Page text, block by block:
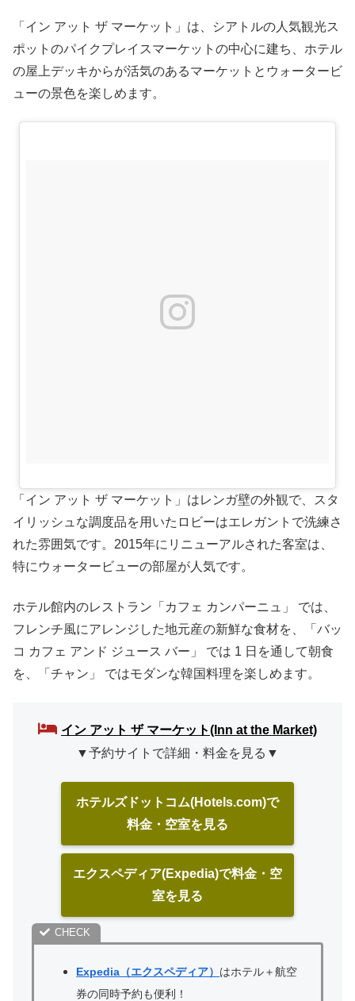
「イン アット ザ マーケット」は、シアトルの人気観光ス
ポットのパイクプレイスマーケットの中心に建ち、ホテル
の屋上デッキからが活気のあるマーケットとウォータービ
ューの景色を楽しめます。
「イン アット ザ マーケット」はレンガ壁の外観で、スタ
イリッシュな調度品を用いたロビーはエレガントで洗練さ
れた雰囲気です。2015年にリニューアルされた客室は、
特にウォータービューの部屋が人気です。
ホテル館内のレストラン「カフェ カンパーニュ」 では、
フレンチ風にアレンジした地元産の新鮮な食材を、「バッ
コ カフェ アンド ジュース バー」 では 1 日を通して朝食
を、「チャン」 ではモダンな韓国料理を楽しめます。
イン アット ザ マーケット(Inn at the Market)
▼予約サイトで詳細・料金を見る▼
ホテルズドットコム(Hotels.com)で
料金・空室を見る
エクスペディア(Expedia)で料金・空
室を見る
Expedia（エクスペディア） はホテル＋航空
券の同時予約も便利！